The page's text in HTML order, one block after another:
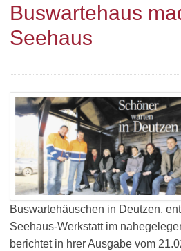
Buswartehaus
Seehaus
Buswartehäuschen in Deutzen,
Seehaus-Werkstatt im
berichtet in hrer Ausgabe vom